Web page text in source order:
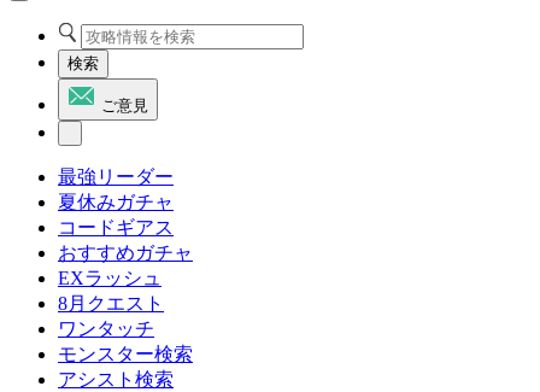
検索
ご意見
最強リーダー
夏休みガチャ
コードギアス
おすすめガチャ
EXラッシュ
8月クエスト
ワンタッチ
モンスター検索
アシスト検索